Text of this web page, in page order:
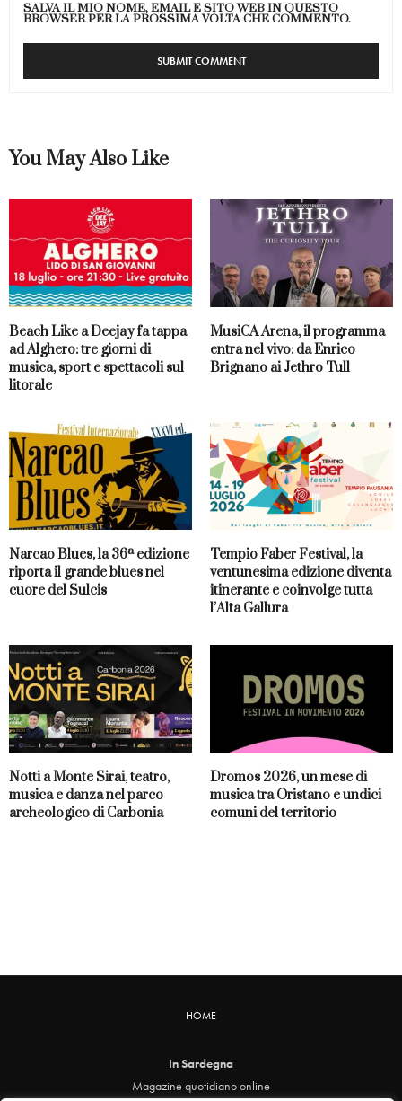
SALVA IL MIO NOME, EMAIL E SITO WEB IN QUESTO
BROWSER PER LA PROSSIMA VOLTA CHE COMMENTO.
You May Also Like
Beach Like a Deejay fa tappa
ad Alghero: tre giorni di
musica, sport e spettacoli sul
litorale
MusiCA Arena, il programma
entra nel vivo: da Enrico
Brignano ai Jethro Tull
Narcao Blues, la 36ª edizione
riporta il grande blues nel
cuore del Sulcis
Tempio Faber Festival, la
ventunesima edizione diventa
itinerante e coinvolge tutta
l’Alta Gallura
Notti a Monte Sirai, teatro,
musica e danza nel parco
archeologico di Carbonia
Dromos 2026, un mese di
musica tra Oristano e undici
comuni del territorio
HOME
In Sardegna
Magazine quotidiano online